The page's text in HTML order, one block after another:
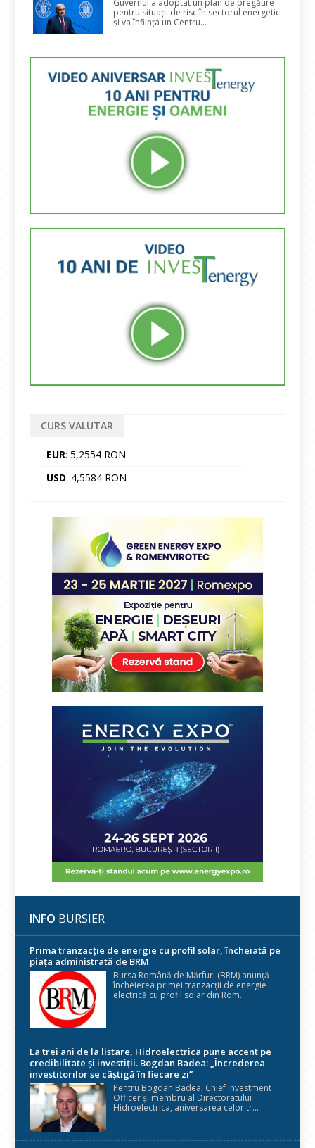
Guvernul a adoptat un plan de pregătire
pentru situații de risc în sectorul energetic
și va înființa un Centru...
CURS VALUTAR
EUR: 5,2554 RON
USD: 4,5584 RON
INFO BURSIER
Prima tranzacție de energie cu profil solar, încheiată pe
piața administrată de BRM
Bursa Română de Mărfuri (BRM) anunță
încheierea primei tranzacții de energie
electrică cu profil solar din Rom...
La trei ani de la listare, Hidroelectrica pune accent pe
credibilitate și investiții. Bogdan Badea: „Încrederea
investitorilor se câștigă în fiecare zi”
Pentru Bogdan Badea, Chief Investment
Officer și membru al Directoratului
Hidroelectrica, aniversarea celor tr...